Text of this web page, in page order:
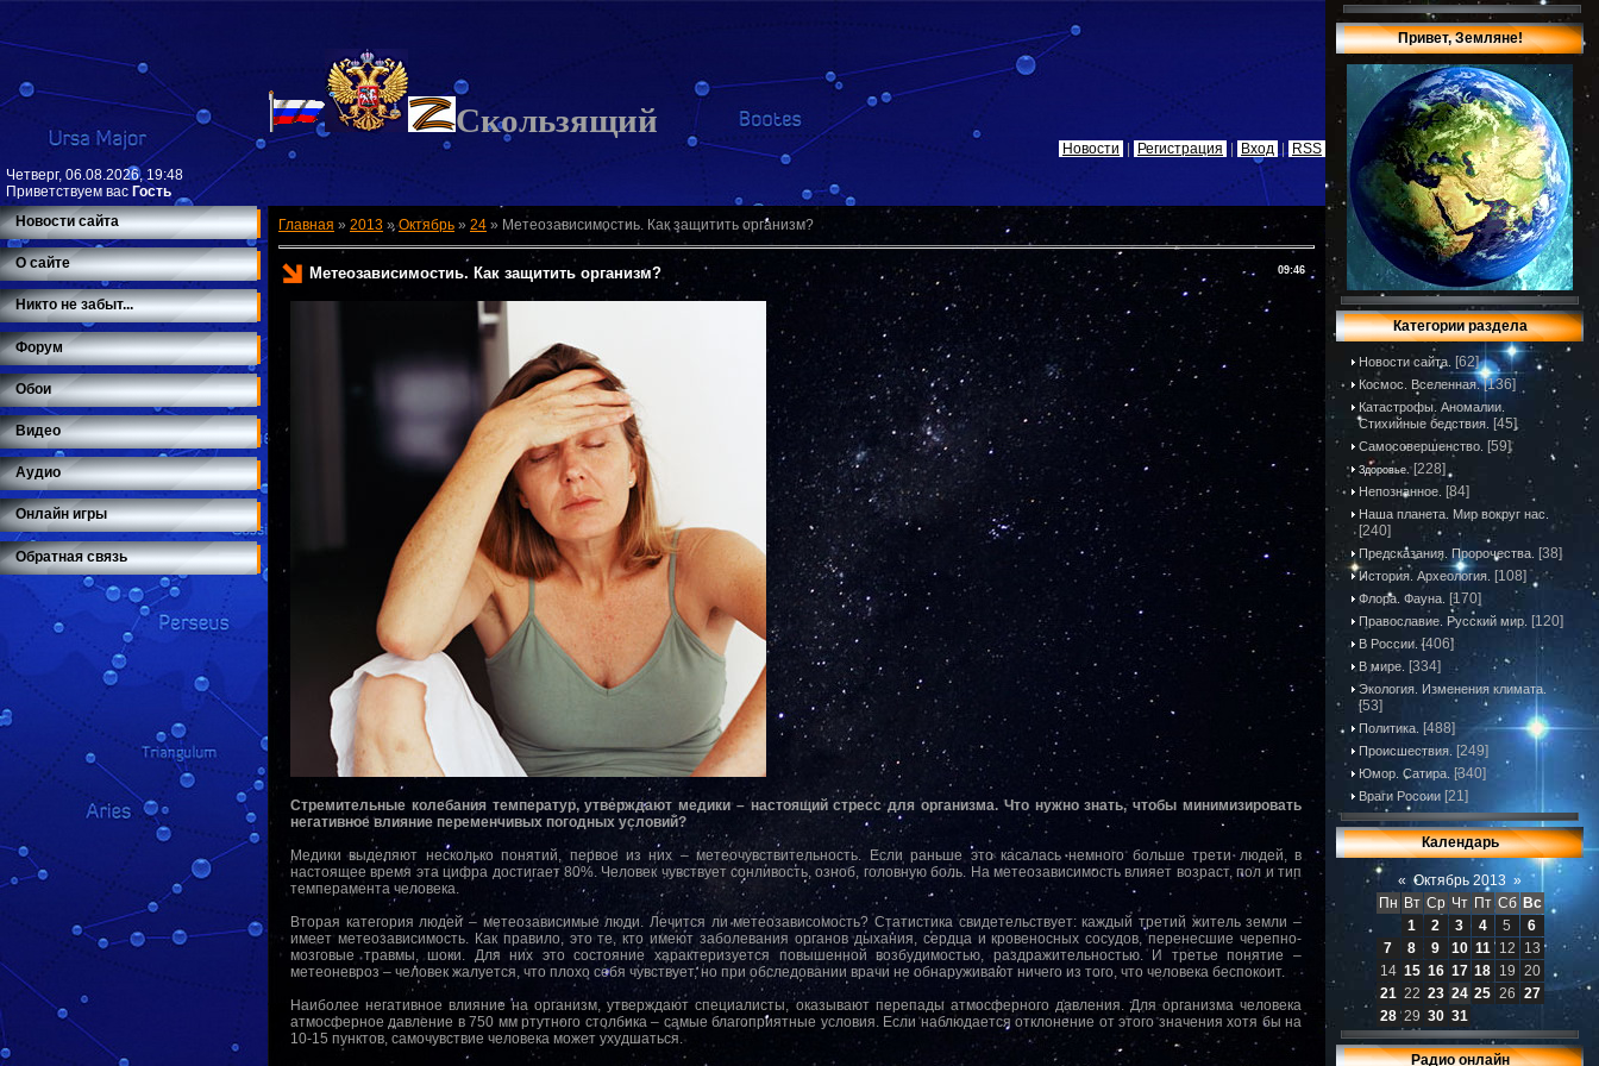
Четверг, 06.08.2026, 19:48
Приветствуем вас Гость
Скользящий
Новости Регистрация Вход | RSS
Новости сайта
О сайте
Никто не забыт...
Форум
Обои
Видео
Аудио
Онлайн игры
Обратная связь
Главная » 2013 » Октябрь » 24 » Метеозависимостиь. Как защитить организм?
09:46
Метеозависимостиь. Как защитить организм?
Стремительные колебания температур, утверждают медики – настоящий стресс для организма. Что нужно знать, чтобы минимизировать
негативное влияние переменчивых погодных условий?
Медики выделяют несколько понятий, первое из них – метеочувствительность. Если раньше это касалась немного больше трети людей, в
настоящее время эта цифра достигает 80%. Человек чувствует сонливость, озноб, головную боль. На метеозависимость влияет возраст, пол и тип
темперамента человека.
Вторая категория людей – метеозависимые люди. Лечится ли метеозависомость? Статистика свидетельствует: каждый третий житель земли –
имеет метеозависимость. Как правило, это те, кто имеют заболевания органов дыхания, сердца и кровеносных сосудов, перенесшие черепно-
мозговые травмы, шоки. Для них это состояние характеризуется повышенной возбудимостью, раздражительностью. И третье понятие –
метеоневроз – человек жалуется, что плохо себя чувствует, но при обследовании врачи не обнаруживают ничего из того, что человека беспокоит.
Наиболее негативное влияние на организм, утверждают специалисты, оказывают перепады атмосферного давления. Для организма человека
атмосферное давление в 750 мм ртутного столбика – самые благоприятные условия. Если наблюдается отклонение от этого значения хотя бы на
10-15 пунктов, самочувствие человека может ухудшаться.
Привет, Земляне!
Категории раздела
Новости сайта. [62]
Космос. Вселенная. [136]
Катастрофы. Аномалии.
Стихийные бедствия.
[45]
Самосовершенство. [59]
Здоровье. [228]
Непознанное. [84]
Наша планета. Мир вокруг нас.
[240]
Предсказания. Пророчества. [38]
История. Археология. [108]
Флора. Фауна. [170]
Православие. Русский мир. [120]
В России. [406]
В мире. [334]
Экология. Изменения климата.
[53]
Политика. [488]
Происшествия. [249]
Юмор. Сатира. [340]
Враги России [21]
Календарь
« Октябрь 2013 »
Пн Вт Ср Чт Пт Сб Вс
1
2 3 4 5
6
7
8 9 10 11 12
13
14 15 16 17 18 19 20
21 22 23 24 25 26 27
28 29 30 31
Радио онлайн